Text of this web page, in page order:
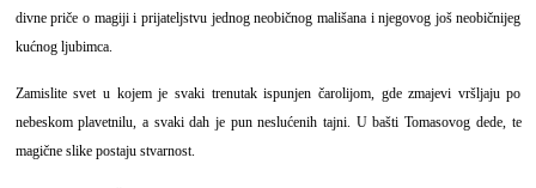
divne priče o magiji i prijateljstvu jednog neobičnog mališana i njegovog još neobičnijeg
kućnog ljubimca.
Zamislite svet u kojem je svaki trenutak ispunjen čarolijom, gde zmajevi vršljaju po
nebeskom plavetnilu, a svaki dah je pun neslućenih tajni. U bašti Tomasovog dede, te
magične slike postaju stvarnost.